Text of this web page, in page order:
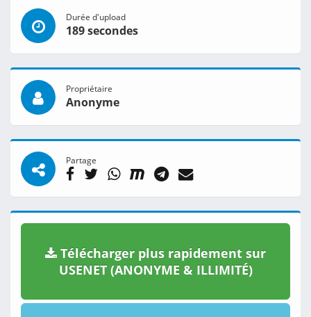
Durée d'upload
189 secondes
Propriétaire
Anonyme
Partage
Télécharger plus rapidement sur
USENET (ANONYME & ILLIMITÉ)